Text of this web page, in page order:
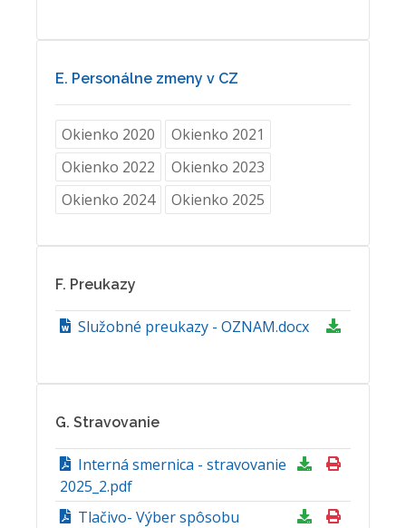
E. Personálne zmeny v CZ
Okienko 2020
Okienko 2021
Okienko 2022
Okienko 2023
Okienko 2024
Okienko 2025
F. Preukazy
Služobné preukazy - OZNAM.docx
G. Stravovanie
Interná smernica - stravovanie
2025_2.pdf
Tlačivo- Výber spôsobu